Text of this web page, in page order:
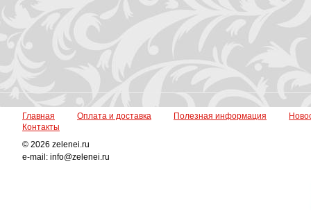
Главная Оплата и доставка Полезная информация
Контакты
© 2026 zelenei.ru
e-mail: info@zelenei.ru